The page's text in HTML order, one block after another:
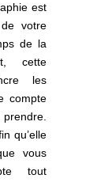
est
votre
de la
cette
les
compte
qu’elle
vous
tout